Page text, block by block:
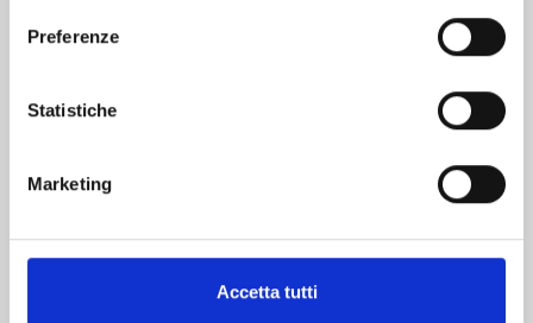
Preferenze
Statistiche
Marketing
Accetta tutti
Mostra tutto